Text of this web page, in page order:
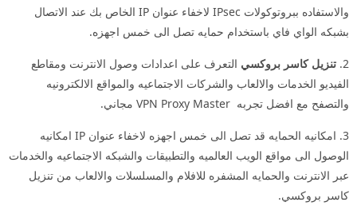
والاستفاده ببروتوكولات IPsec لاخفاء عنوان IP الخاص بك عند الاتصال
بشبكه الواي فاي باستخدام حمايه تصل الى خمس اجهزه.
2. تنزيل كاسر بروكسي التعرف على اعدادات وصول الانترنت ومقاطع
الفيديو الخدمات والالعاب والشركات الاجتماعيه والمواقع الالكترونيه
والتصفح مع افضل تجربه VPN Proxy Master مجاني.
3. امكانيه الحمايه قد تصل الى خمس اجهزه لاخفاء عنوان IP امكانيه
الوصول الى مواقع الويب العالميه والتطبيقات والشبكه الاجتماعيه والخدمات
عبر الانترنت والحمايه المشفره للافلام والمسلسلات والالعاب من تنزيل
كاسر بروكسي.